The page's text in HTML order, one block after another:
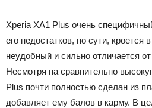
Xperia XA1 Plus очень
его недостатков, по сути,
неудобный и сильно отличается
Несмотря на сравнительно
Plus почти полностью сделан из
добавляет ему балов в карму. В